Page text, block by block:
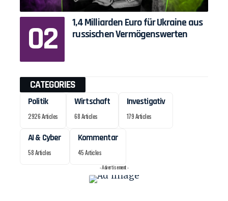
1,4 Milliarden Euro für Ukraine aus
russischen Vermögenswerten
CATEGORIES
Politik
2926 Articles
Wirtschaft
68 Articles
Investigativ
179 Articles
AI & Cyber
58 Articles
Kommentar
45 Articles
- Advertisement -